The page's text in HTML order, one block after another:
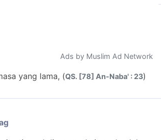
Ads by Muslim Ad Network
yang lama, (QS. [78] An-Naba' : 23)